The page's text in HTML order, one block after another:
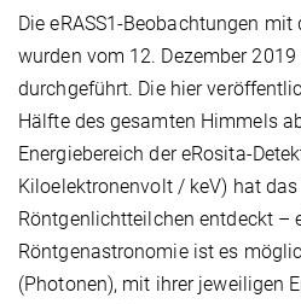
Die eRASS1-Beobachtungen
wurden vom 12. Dezember
durchgeführt. Die hier
Hälfte des gesamten Himmels
Energiebereich der eRosita-
Kiloelektronenvolt / keV) hat
Röntgenlichtteilchen entdeckt –
Röntgenastronomie ist es
(Photonen), mit ihrer jeweiligen